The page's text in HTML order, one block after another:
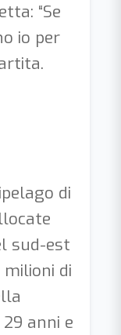
“Se
io per
di
sud-est
milioni di
anni e